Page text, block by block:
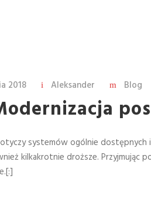
2018 Aleksander Blog
systemów ogólnie dostępnych
kilkakrotnie droższe. Przyjmując